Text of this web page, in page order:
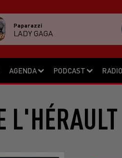
AGENDA PODCAST RADIO
Paparazzi
LADY GAGA